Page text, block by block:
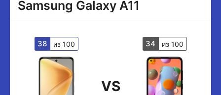
Samsung Galaxy A11
38 из 100
VS
34 из 100